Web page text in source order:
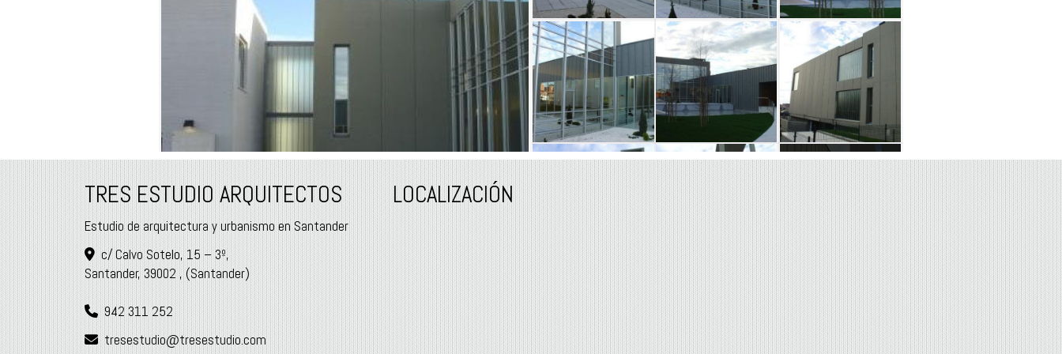
TRES ESTUDIO ARQUITECTOS
Estudio de arquitectura y urbanismo en Santander
c/ Calvo Sotelo, 15 – 3º,
Santander, 39002, (Santander)
942 311 252
tresestudio
tresestudio.com
LOCALIZACIÓN